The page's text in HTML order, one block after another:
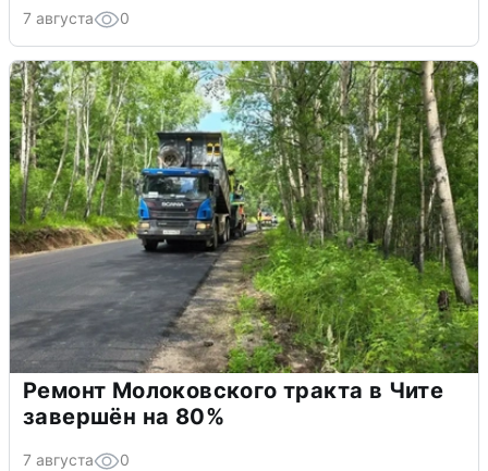
7 августа 0
Ремонт Молоковского тракта в Чите
завершён на 80%
7 августа 0